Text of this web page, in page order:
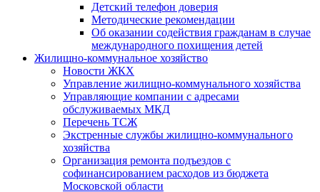
Детский телефон доверия
Методические рекомендации
Об оказании содействия гражданам в случае
международного похищения детей
Жилищно-коммунальное хозяйство
Новости ЖКХ
Управление жилищно-коммунального хозяйства
Управляющие компании с адресами
обслуживаемых МКД
Перечень ТСЖ
Экстренные службы жилищно-коммунального
хозяйства
Организация ремонта подъездов с
софинансированием расходов из бюджета
Московской области